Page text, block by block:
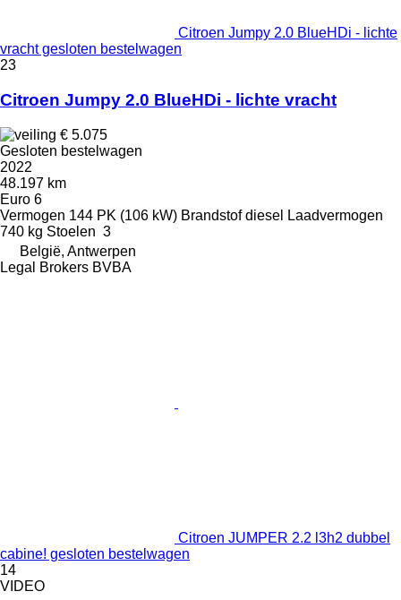
Citroen Jumpy 2.0 BlueHDi - lichte
vracht gesloten bestelwagen
23
Citroen Jumpy 2.0 BlueHDi - lichte vracht
€ 5.075
Gesloten bestelwagen
2022
48.197 km
Euro 6
Vermogen 144 PK (106 kW) Brandstof diesel
Laadvermogen
740 kg Stoelen 3
België, Antwerpen
Legal Brokers BVBA
Citroen JUMPER 2.2 l3h2 dubbel
cabine! gesloten bestelwagen
14
VIDEO